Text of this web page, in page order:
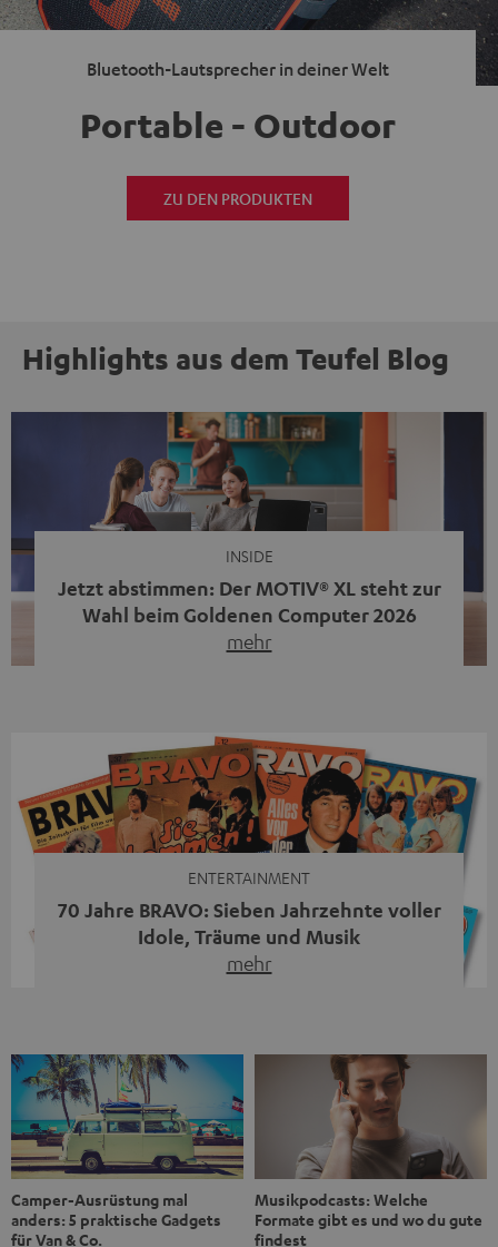
Bluetooth-Lautsprecher in deiner Welt
Portable - Outdoor
ZU DEN PRODUKTEN
Highlights aus dem Teufel Blog
INSIDE
Jetzt abstimmen: Der MOTIV® XL steht zur
Wahl beim Goldenen Computer 2026
mehr
Streaming-System vereint hochwertige HiFi-Technik,
moderne Streaming-Funktionen und hohe Flexibilität in
einem einzigen Gerät – und zeigt, dass man für großen
Sound heute keine klassische HiFi-Anlage mehr braucht.
ENTERTAINMENT
70 Jahre BRAVO: Sieben Jahrzehnte voller
Idole, Träume und Musik
mehr
1956 begleitet das Magazin Jugendliche durch Rock und
Pop, kleine Schwärmereien und große Fragen. Zum 70.
Jubiläum werfen wir einen Blick zurück. Vom Filmheft zur
Jugendmarke: Wie die BRAVO ihren Ton fand Als die […]
Camper-Ausrüstung mal
anders: 5 praktische Gadgets
für Van & Co.
Musikpodcasts: Welche
Formate gibt es und wo du gute
findest